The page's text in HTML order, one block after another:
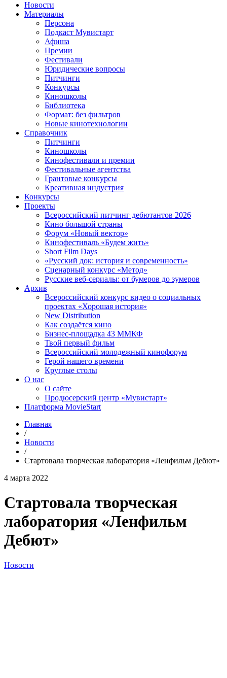
Новости
Материалы
Персона
Подкаст Мувистарт
Афиша
Премии
Фестивали
Юридические вопросы
Питчинги
Конкурсы
Киношколы
Библиотека
Формат: без фильтров
Новые кинотехнологии
Справочник
Питчинги
Киношколы
Кинофестивали и премии
Фестивальные агентства
Грантовые конкурсы
Креативная индустрия
Конкурсы
Проекты
Всероссийский питчинг дебютантов 2026
Кино большой страны
Форум «Новый вектор»
Кинофестиваль «Будем жить»
Short Film Days
«Русский док: история и современность»
Сценарный конкурс «Метод»
Русские веб-сериалы: от бумеров до зумеров
Архив
Всероссийский конкурс видео о социальных
проектах «Хорошая история»
New Distribution
Как создаётся кино
Бизнес-площадка 43 ММКФ
Твой первый фильм
Всероссийский молодежный кинофорум
Герой нашего времени
Круглые столы
О нас
О сайте
Продюсерский центр «Мувистарт»
Платформа MovieStart
Главная
/
Новости
/
Стартовала творческая лаборатория «Ленфильм Дебют»
4 марта 2022
Стартовала творческая
лаборатория «Ленфильм
Дебют»
Новости